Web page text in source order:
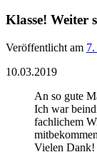
Klasse! Weiter
Veröffentlicht am
10.03.2019
An so gute
Ich war
fachlichem
Vielen Dank!